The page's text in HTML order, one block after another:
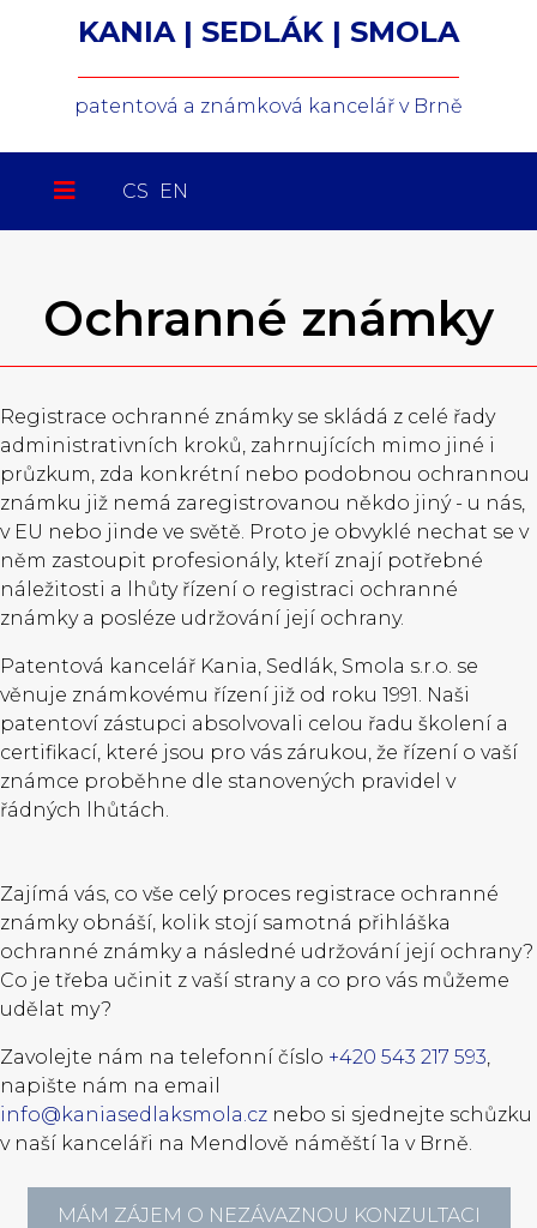
KANIA | SEDLÁK | SMOLA
patentová a známková kancelář v Brně
Zvolte jazyk
CS EN
Ochranné známky
Registrace ochranné známky se skládá z celé řady
administrativních kroků, zahrnujících mimo jiné i
průzkum, zda konkrétní nebo podobnou ochrannou
známku již nemá zaregistrovanou někdo jiný - u nás,
v EU nebo jinde ve světě. Proto je obvyklé nechat se v
něm zastoupit profesionály, kteří znají potřebné
náležitosti a lhůty řízení o registraci ochranné
známky a posléze udržování její ochrany.
Patentová kancelář Kania, Sedlák, Smola s.r.o. se
věnuje známkovému řízení již od roku 1991. Naši
patentoví zástupci absolvovali celou řadu školení a
certifikací, které jsou pro vás zárukou, že řízení o vaší
známce proběhne dle stanovených pravidel v
řádných lhůtách.
Zajímá vás, co vše celý proces registrace ochranné
známky obnáší, kolik stojí samotná přihláška
ochranné známky a následné udržování její ochrany?
Co je třeba učinit z vaší strany a co pro vás můžeme
udělat my?
Zavolejte nám na telefonní číslo +420 543 217 593,
napište nám na email
info@kaniasedlaksmola.cz nebo si sjednejte schůzku
v naší kanceláři na Mendlově náměští 1a v Brně.
MÁM ZÁJEM O NEZÁVAZNOU KONZULTACI